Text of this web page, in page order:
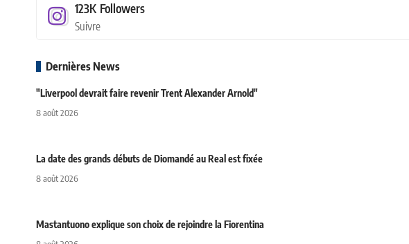
123K Followers
Suivre
Dernières News
"Liverpool devrait faire revenir Trent Alexander Arnold"
8 août 2026
La date des grands débuts de Diomandé au Real est fixée
8 août 2026
Mastantuono explique son choix de rejoindre la Fiorentina